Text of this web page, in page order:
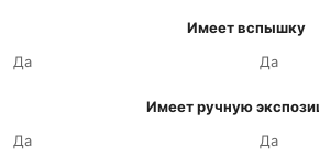
Имеет вспышку
Да
Да
Имеет ручную
Да
Да